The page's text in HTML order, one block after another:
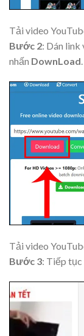
Tải video
Bước 2: Dán link
nhấn DownLoad.
Tải video
Bước 3: Tiếp tục